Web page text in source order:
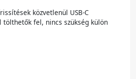
közvetlenül USB-C
tölthetők fel, nincs szükség külön